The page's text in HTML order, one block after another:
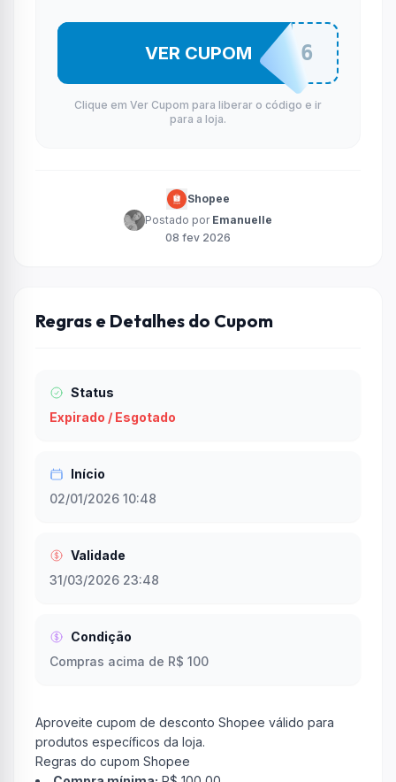
BRME2026
VER CUPOM
Clique em Ver Cupom para liberar o código e ir
para a loja.
Shopee
Postado por Emanuelle
08 fev 2026
Regras e Detalhes do Cupom
Status
Expirado / Esgotado
Início
02/01/2026 10:48
Validade
31/03/2026 23:48
Condição
Compras acima de R$ 100
Aproveite cupom de desconto Shopee válido para
produtos específicos da loja.
Regras do cupom Shopee